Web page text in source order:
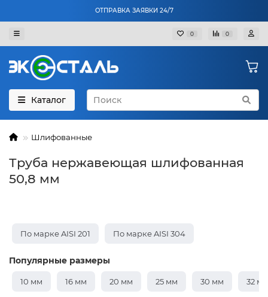
ОТПРАВКА ЗАЯВКИ 24/7
0 0
Каталог
Шлифованные
Труба нержавеющая шлифованная
50,8 мм
По марке AISI 201 По марке AISI 304
Популярные размеры
10 мм 16 мм 20 мм 25 мм 30 мм 32 мм